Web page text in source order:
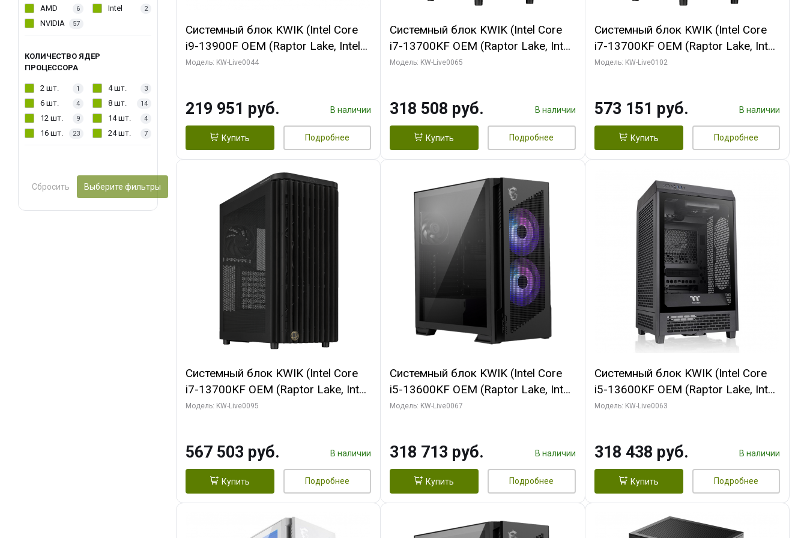
AMD 6 Intel 2
NVIDIA 57
КОЛИЧЕСТВО ЯДЕР
ПРОЦЕССОРА
2 шт. 1 4 шт. 3
6 шт. 4 8 шт. 14
12 шт. 9 14 шт. 4
16 шт. 23 24 шт. 7
Сбросить Выберите фильтры
Системный блок KWIK (Intel Core
i9-13900F OEM (Raptor Lake, Intel
7, Efficient-co/ 32 ГБ ОЗУ (2
HD/ 512 ГБ SSD)
Модель: KW-Live0044
219 951 руб. В наличии
Купить Подробнее
Системный блок KWIK (Intel Core
i7-13700KF OEM (Raptor Lake, Intel
7, C16 8EC/8PC/ 64 ГБ ОЗУ (2
2/ 1 ТБ SSD)
Модель: KW-Live0065
318 508 руб. В наличии
Купить Подробнее
Системный блок KWIK (Intel Core
i7-13700KF OEM (Raptor Lake, Intel
7, C16 8EC/8PC/ 32 ГБ ОЗУ (2
Turbo/ 960 ГБ SSD)
Модель: KW-Live0102
573 151 руб. В наличии
Купить Подробнее
Системный блок KWIK (Intel Core
i7-13700KF OEM (Raptor Lake, Intel
7, C16 8EC/8PC/ 32 ГБ ОЗУ (2
Turbo/ 512 ГБ SSD)
Модель: KW-Live0095
567 503 руб. В наличии
Купить Подробнее
Системный блок KWIK (Intel Core
i5-13600KF OEM (Raptor Lake, Intel
7, C14 8EC/6PC/ 64 ГБ ОЗУ/ Palit
SSD)
Модель: KW-Live0067
318 713 руб. В наличии
Купить Подробнее
Системный блок KWIK (Intel Core
i5-13600KF OEM (Raptor Lake, Intel
7, C14 8EC/6PC/ 64 ГБ ОЗУ/ MSI
SSD)
Модель: KW-Live0063
318 438 руб. В наличии
Купить Подробнее